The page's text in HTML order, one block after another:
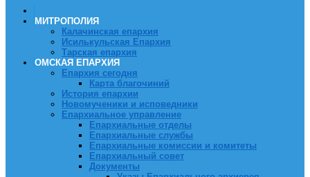
МИТРОПОЛИЯ
Калачинская епархия
Исилькульская Епархия
Тарская епархия
ОМСКАЯ ЕПАРХИЯ
Епархия сегодня
Карта благочиний
История епархии
Новомученики и исповедники
Епархиальное управление
Епархиальные отделы
Епархиальные службы
Епархиальные комиссии и комитеты
Епархиальный совет
Документы